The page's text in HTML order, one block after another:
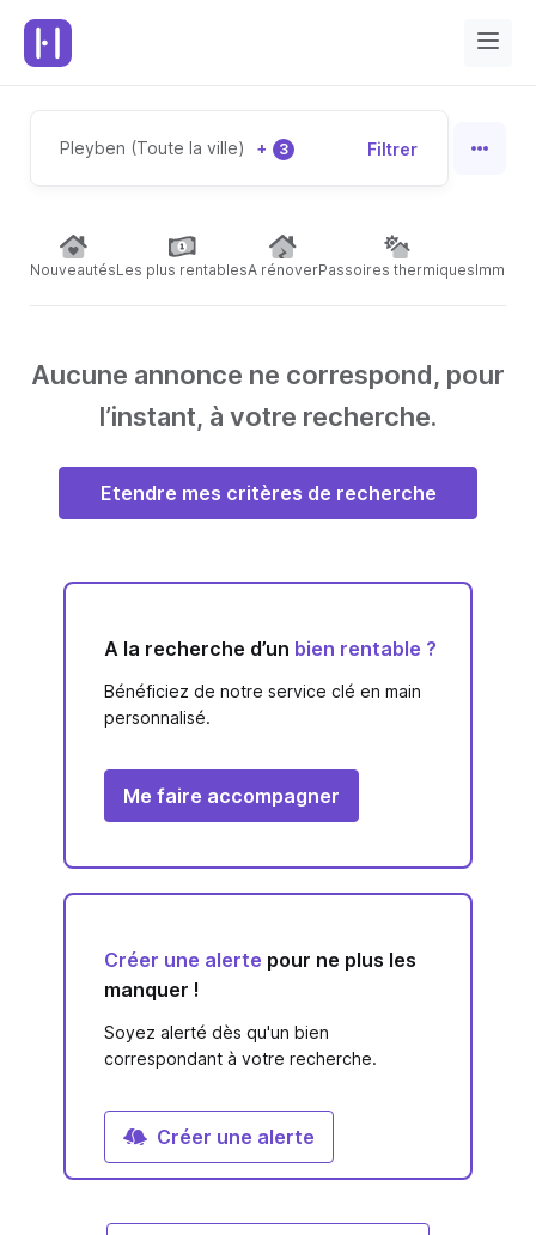
Pleyben (Toute la ville) + 3 Filtrer
NouveautésLes plus rentablesA rénoverPassoires thermiques
Aucune annonce ne correspond, pour
l’instant, à votre recherche.
Etendre mes critères de recherche
A la recherche d’un bien rentable ?
Bénéficiez de notre service clé en main
personnalisé.
Me faire accompagner
Créer une alerte pour ne plus les
manquer !
Soyez alerté dès qu'un bien
correspondant à votre recherche.
Créer une alerte